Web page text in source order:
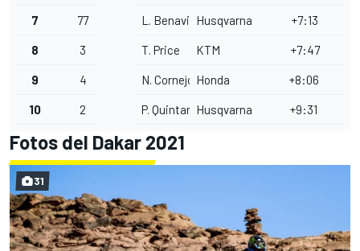
7 77 L. BenavidesHusqvarna +7:13
8 3 T. Price KTM +7:47
9 4 N. Cornejo Honda +8:06
10 2 P. QuintanillaHusqvarna +9:31
Fotos del Dakar 2021
31